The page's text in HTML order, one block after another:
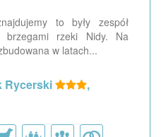
to były zespół
brzegami rzeki Nidy. Na
w latach...
Rycerski ,